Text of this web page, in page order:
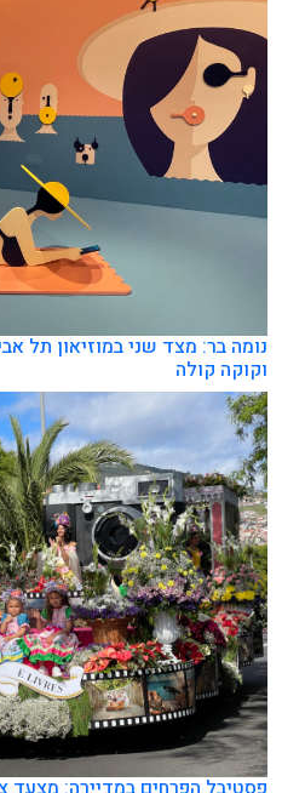
נומה בר: מצד שני במוזיאון תל
וקוקה קולה